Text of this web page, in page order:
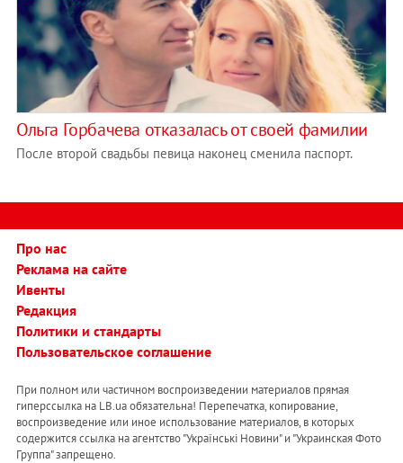
Ольга Горбачева отказалась от своей фамилии
После второй свадьбы певица наконец сменила паспорт.
Про нас
Реклама на сайте
Ивенты
Редакция
Политики и стандарты
Пользовательское соглашение
При полном или частичном воспроизведении материалов прямая
гиперссылка на LB.ua обязательна! Перепечатка, копирование,
воспроизведение или иное использование материалов, в которых
содержится ссылка на агентство "Українськi Новини" и "Украинская Фото
Группа" запрещено.